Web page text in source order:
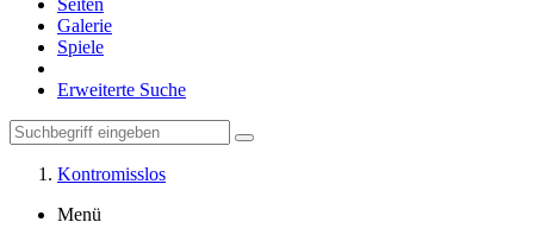
Seiten
Galerie
Spiele
Erweiterte Suche
Kontromisslos
Menü